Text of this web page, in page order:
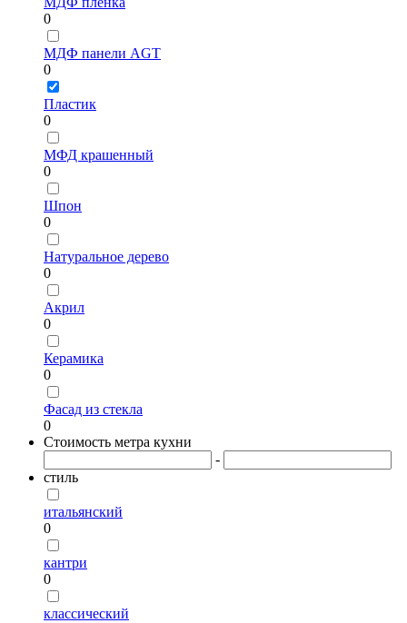
0
МДФ панели AGT
0
Пластик
0
МФД крашенный
0
Шпон
0
Натуральное дерево
0
Акрил
0
Керамика
0
Фасад из стекла
0
Стоимость метра кухни
-
стиль
итальянский
0
кантри
0
классический